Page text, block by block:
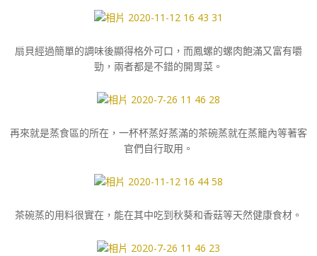
扇貝經過簡單的調味後顯得格外可口，而鳳螺的螺肉飽滿又富有嚼
勁，兩者都是不錯的開胃菜。
再來就是蒸食區的所在，一杯杯蒸好蒸滿的茶碗蒸就在蒸籠內等著客
官們自行取用。
茶碗蒸的用料很實在，能在其中吃到秋葵和香菇等天然健康食材。